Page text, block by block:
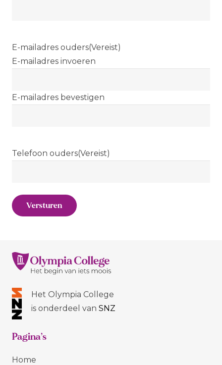
E-mailadres ouders(Vereist)
E-mailadres invoeren
E-mailadres bevestigen
Telefoon ouders(Vereist)
Versturen
Het Olympia College
is onderdeel vanSNZ
Pagina’s
Home